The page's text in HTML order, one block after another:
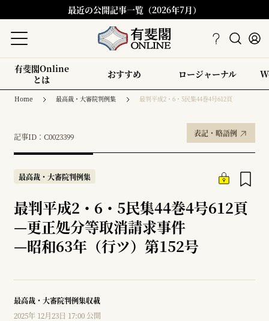
最近の公開記事一覧（2026年7月）
有斐閣Online
とは
おすすめ ロージャーナル
Home 最高裁・大審院判例集 最判平成2・6・5民集44巻4号612頁
記事ID：C0023399 表記・略語例
最高裁・大審院判例集
最判平成2・6・5民集44巻4号612頁
—更正処分等取消請求事件
—昭和63年（行ツ）第152号
最高裁・大審院判例集収載
2025年 12月23日 17:00 公開